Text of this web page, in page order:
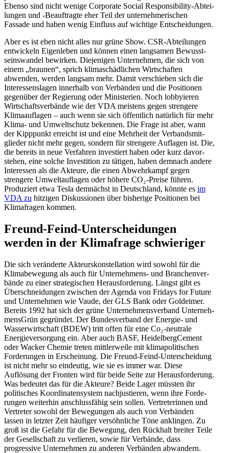
Ebenso sind nicht wenige Corporate Social Respon­si­bility-Abtei­
lungen und ‑Beauf­tragte eher Teil der unter­neh­me­ri­schen
Fassade und haben wenig Einfluss auf wichtige Entscheidungen.
Aber es ist eben nicht alles nur grüne Show. CSR-Abtei­lungen
entwi­ckeln Eigen­leben und können einen langsamen Bewusst­
seins­wandel bewirken. Dieje­nigen Unter­nehmen, die sich von
einem „braunen“, sprich klima­schäd­lichen Wirtschaften
abwenden, werden langsam mehr. Damit verschieben sich die
Inter­es­sens­lagen innerhalb von Verbänden und die Positionen
gegenüber der Regierung oder Minis­terien. Noch lobby­ieren
Wirtschafts­ver­bände wie der VDA meistens gegen strengere
Klima­auf­lagen – auch wenn sie sich öffentlich natürlich für mehr
Klima- und Umwelt­schutz bekennen. Die Frage ist aber, wann
der Kipppunkt erreicht ist und eine Mehrheit der Verbands­mit­
glieder nicht mehr gegen, sondern für strengere Auflagen ist. Die,
die bereits in neue Verfahren inves­tiert haben oder kurz davor­
stehen, eine solche Inves­tition zu tätigen, haben demnach andere
Inter­essen als die Akteure, die einen Abwehr­kampf gegen
strengere Umwelt­auf­lagen oder höhere CO₂-Preise führen.
Produ­ziert etwa Tesla demnächst in Deutschland, könnte es im
VDA zu hitzigen Diskus­sionen über bisherige Positionen bei
Klima­fragen kommen.
Freund-Feind-Unter­schei­dungen
werden in der Klima­frage schwieriger
Die sich verän­derte Akteurs­kon­stel­lation wird sowohl für die
Klima­be­wegung als auch für Unter­nehmens- und Branchen­ver­
bände zu einer strate­gi­schen Heraus­for­derung. Längst gibt es
Überschnei­dungen zwischen der Agenda von Fridays for Future
und Unter­nehmen wie Vaude, der GLS Bank oder Goldeimer.
Bereits 1992 hat sich der grüne Unter­neh­mens­verband Unter­neh­
mensGrün gegründet. Der Bundes­verband der Energie- und
Wasser­wirt­schaft (BDEW) tritt offen für eine Co₂-neutrale
Energie­ver­sorgung ein. Aber auch BASF, Heidel­berg­Cement
oder Wacker Chemie treten mittler­weile mit klima­po­li­ti­schen
Forde­rungen in Erscheinung. Die Freund-Feind-Unter­scheidung
ist nicht mehr so eindeutig, wie sie es immer war. Diese
Auflösung der Fronten wird für beide Seite zur Heraus­for­derung.
Was bedeutet das für die Akteure? Beide Lager müssten ihr
politi­sches Koordi­na­ten­system nachjus­tieren, wenn ihre Forde­
rungen weiterhin anschluss­fähig sein sollen. Vertre­te­rinnen und
Vertreter sowohl der Bewegungen als auch von Verbänden
lassen in letzter Zeit häufiger versöhn­liche Töne anklingen. Zu
groß ist die Gefahr für die Bewegung, den Rückhalt breiter Teile
der Gesell­schaft zu verlieren, sowie für Verbände, dass
progressive Unter­nehmen zu anderen Verbänden abwandern.